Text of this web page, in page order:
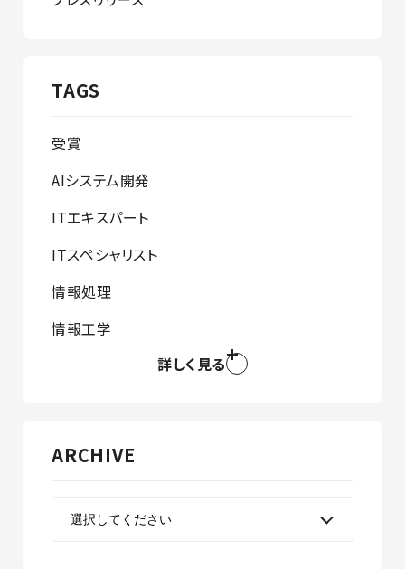
TAGS
受賞
AIシステム開発
ITエキスパート
ITスペシャリスト
情報処理
情報工学
詳しく見る
ARCHIVE